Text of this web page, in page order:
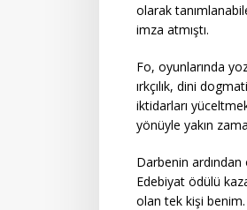
olarak
imza atmıştı.
Fo, oyunlarında
ırkçılık, dini
iktidarları
yönüyle yakın
Darbenin
Edebiyat ödülü
olan tek kişi